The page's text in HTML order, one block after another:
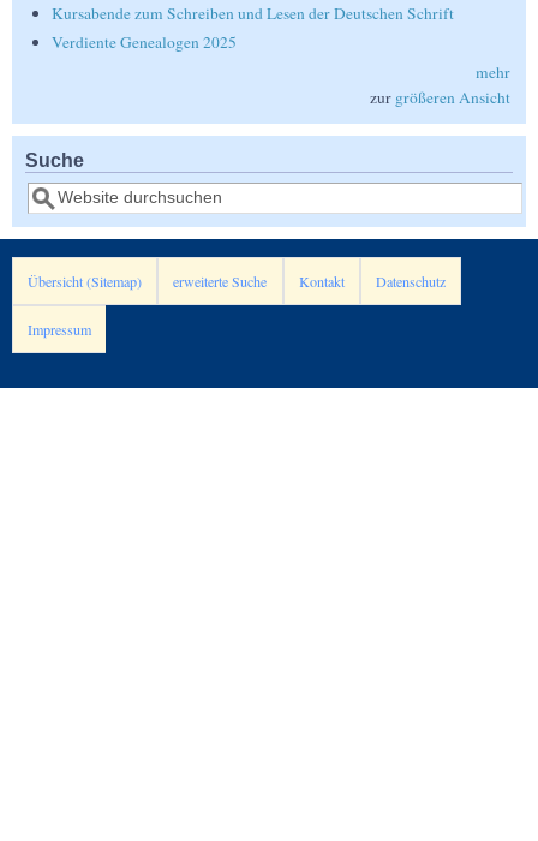
Kursabende zum Schreiben und Lesen der Deutschen Schrift
Verdiente Genealogen 2025
mehr
zur größeren Ansicht
Suche
Suche
Übersicht (Sitemap) erweiterte Suche Kontakt Datenschutz
Impressum